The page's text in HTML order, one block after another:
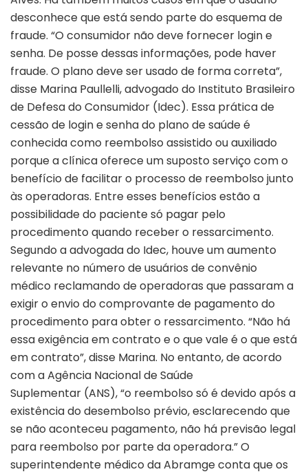
desconhece que está sendo parte do esquema de
fraude. “O consumidor não deve fornecer login e
senha. De posse dessas informações, pode haver
fraude. O plano deve ser usado de forma correta”,
disse Marina Paullelli, advogado do Instituto Brasileiro
de Defesa do Consumidor (Idec). Essa prática de
cessão de login e senha do plano de saúde é
conhecida como reembolso assistido ou auxiliado
porque a clínica oferece um suposto serviço com o
benefício de facilitar o processo de reembolso junto
às operadoras. Entre esses benefícios estão a
possibilidade do paciente só pagar pelo
procedimento quando receber o ressarcimento.
Segundo a advogada do Idec, houve um aumento
relevante no número de usuários de convênio
médico reclamando de operadoras que passaram a
exigir o envio do comprovante de pagamento do
procedimento para obter o ressarcimento. “Não há
essa exigência em contrato e o que vale é o que está
em contrato”, disse Marina. No entanto, de acordo
com a Agência Nacional de Saúde
Suplementar (ANS), “o reembolso só é devido após a
existência do desembolso prévio, esclarecendo que
se não aconteceu pagamento, não há previsão legal
para reembolso por parte da operadora.” O
superintendente médico da Abramge conta que os